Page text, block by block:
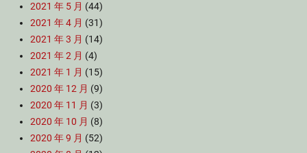
2021 年 5 月 (44)
2021 年 4 月 (31)
2021 年 3 月 (14)
2021 年 2 月 (4)
2021 年 1 月 (15)
2020 年 12 月 (9)
2020 年 11 月 (3)
2020 年 10 月 (8)
2020 年 9 月 (52)